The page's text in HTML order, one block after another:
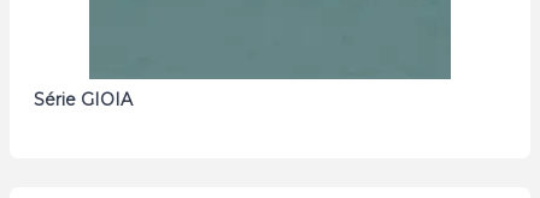
Série GIOIA